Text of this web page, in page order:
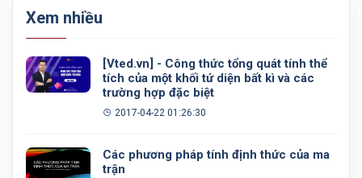
Xem nhiều
[Vted.vn] - Công thức tổng quát tính thể
tích của một khối tứ diện bất kì và các
trường hợp đặc biệt
2017-04-22 01:26:30
Các phương pháp tính định thức của ma
trận